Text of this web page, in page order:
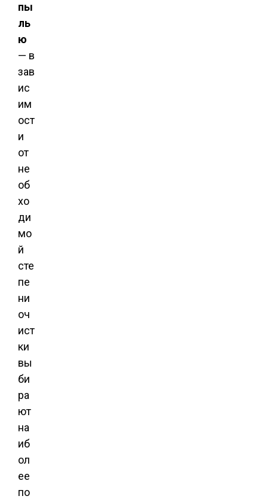
пы
ль
ю
— в
зав
ис
им
ост
и
от
не
об
хо
ди
мо
й
сте
пе
ни
оч
ист
ки
вы
би
ра
ют
на
иб
ол
ее
по